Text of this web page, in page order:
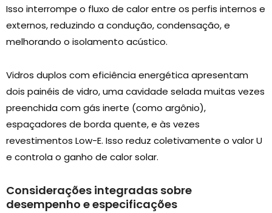
Isso interrompe o fluxo de calor entre os perfis internos e
externos, reduzindo a condução, condensação, e
melhorando o isolamento acústico.
Vidros duplos com eficiência energética apresentam
dois painéis de vidro, uma cavidade selada muitas vezes
preenchida com gás inerte (como argônio),
espaçadores de borda quente, e às vezes
revestimentos Low-E. Isso reduz coletivamente o valor U
e controla o ganho de calor solar.
Considerações integradas sobre
desempenho e especificações